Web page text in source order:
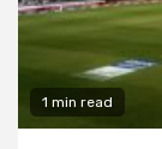
1 min read